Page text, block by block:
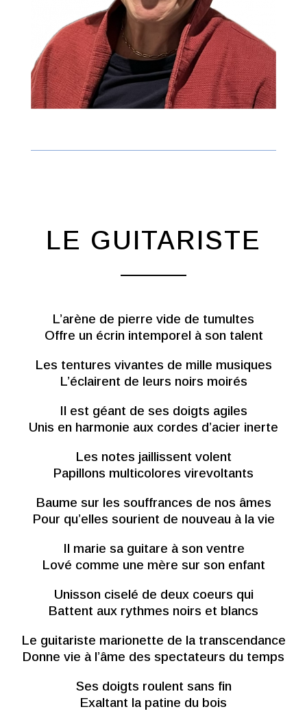
LE GUITARISTE
L’arène de pierre vide de tumultes
Offre un écrin intemporel à son talent
Les tentures vivantes de mille musiques
L’éclairent de leurs noirs moirés
Il est géant de ses doigts agiles
Unis en harmonie aux cordes d’acier inerte
Les notes jaillissent volent
Papillons multicolores virevoltants
Baume sur les souffrances de nos âmes
Pour qu’elles sourient de nouveau à la vie
Il marie sa guitare à son ventre
Lové comme une mère sur son enfant
Unisson ciselé de deux coeurs qui
Battent aux rythmes noirs et blancs
Le guitariste marionette de la transcendance
Donne vie à l’âme des spectateurs du temps
Ses doigts roulent sans fin
Exaltant la patine du bois